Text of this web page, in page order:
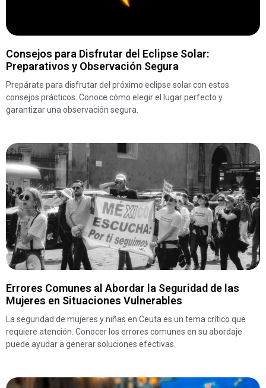
Consejos para Disfrutar del Eclipse Solar:
Preparativos y Observación Segura
Prepárate para disfrutar del próximo eclipse solar con estos
consejos prácticos. Conoce cómo elegir el lugar perfecto y
garantizar una observación segura.
Errores Comunes al Abordar la Seguridad de las
Mujeres en Situaciones Vulnerables
La seguridad de mujeres y niñas en Ceuta es un tema crítico que
requiere atención. Conocer los errores comunes en su abordaje
puede ayudar a generar soluciones efectivas.